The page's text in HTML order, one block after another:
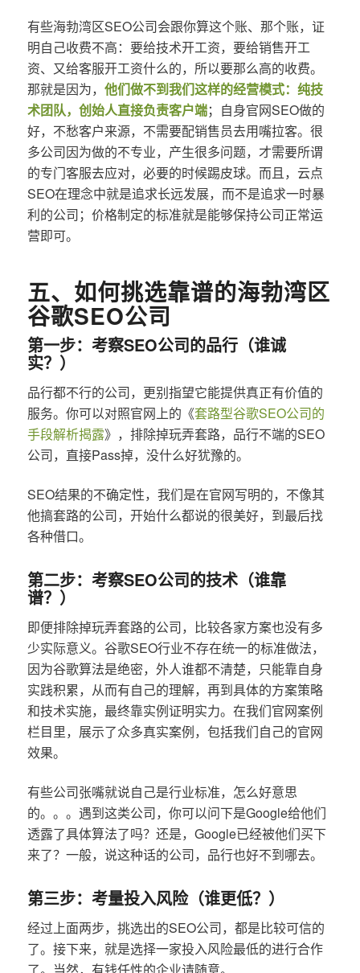
有些海勃湾区SEO公司会跟你算这个账、那个账，证
明自己收费不高：要给技术开工资，要给销售开工
资、又给客服开工资什么的，所以要那么高的收费。
那就是因为， 他们做不到我们这样的经营模式：纯技
术团队，创始人直接负责客户端；自身官网SEO做的
好，不愁客户来源，不需要配销售员去用嘴拉客。很
多公司因为做的不专业，产生很多问题，才需要所谓
的专门客服去应对，必要的时候踢皮球。而且，云点
SEO在理念中就是追求长远发展，而不是追求一时暴
利的公司；价格制定的标准就是能够保持公司正常运
营即可。
五、如何挑选靠谱的海勃湾区
谷歌SEO公司
第一步：考察SEO公司的品行（谁诚
实？）
品行都不行的公司，更别指望它能提供真正有价值的
服务。你可以对照官网上的《套路型谷歌SEO公司的
手段解析揭露》，排除掉玩弄套路，品行不端的SEO
公司，直接Pass掉，没什么好犹豫的。
SEO结果的不确定性，我们是在官网写明的，不像其
他搞套路的公司，开始什么都说的很美好，到最后找
各种借口。
第二步：考察SEO公司的技术（谁靠
谱？）
即便排除掉玩弄套路的公司，比较各家方案也没有多
少实际意义。谷歌SEO行业不存在统一的标准做法，
因为谷歌算法是绝密，外人谁都不清楚，只能靠自身
实践积累，从而有自己的理解，再到具体的方案策略
和技术实施，最终靠实例证明实力。在我们官网案例
栏目里，展示了众多真实案例，包括我们自己的官网
效果。
有些公司张嘴就说自己是行业标准，怎么好意思
的。。。遇到这类公司，你可以问下是Google给他们
透露了具体算法了吗？还是，Google已经被他们买下
来了？一般，说这种话的公司，品行也好不到哪去。
第三步：考量投入风险（谁更低？）
经过上面两步，挑选出的SEO公司，都是比较可信的
了。接下来，就是选择一家投入风险最低的进行合作